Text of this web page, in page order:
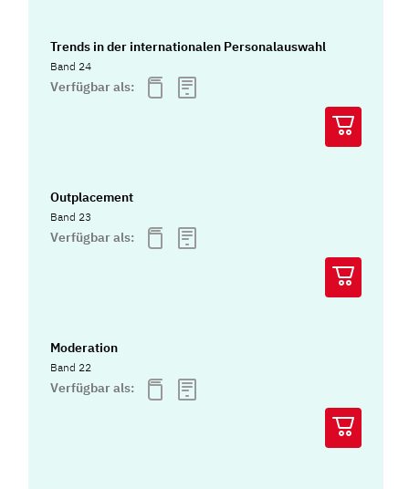
Trends in der internationalen Personalauswahl
Band 24
Verfügbar als:
Outplacement
Band 23
Verfügbar als:
Moderation
Band 22
Verfügbar als: